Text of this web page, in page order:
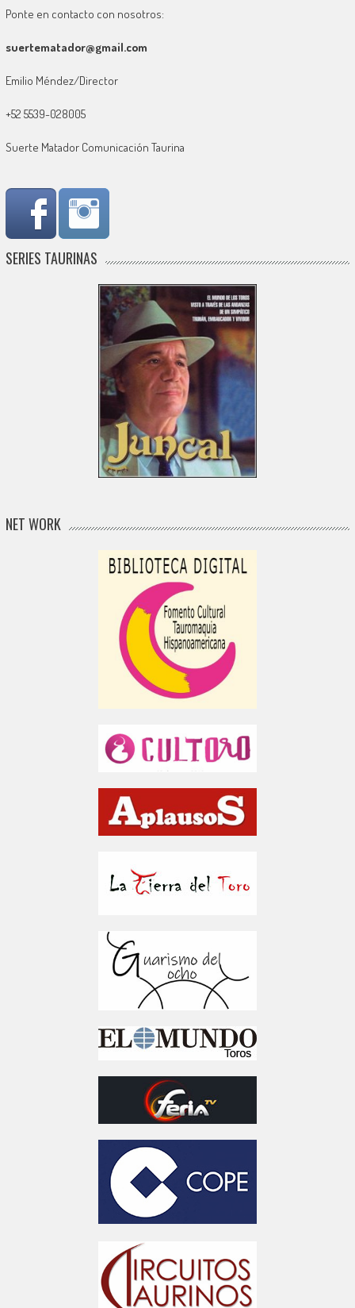
Ponte en contacto con nosotros:
suertematador@gmail.com
Emilio Méndez/Director
+52 5539-028005
Suerte Matador Comunicación Taurina
SERIES TAURINAS
NET WORK